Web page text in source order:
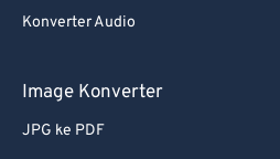
Konverter Audio
Image Konverter
JPG ke PDF